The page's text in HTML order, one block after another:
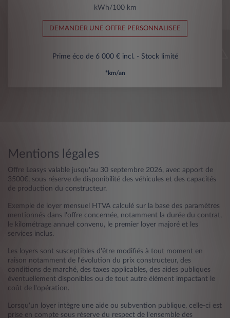
kWh/100 km
DEMANDER UNE OFFRE PERSONNALISEE
Prime éco de 6 000 € incl. - Stock limité
*km/an
Mentions légales
Offre Leasys valable jusqu'au 30 septembre 2026, avec apport de
3500€, sous réserve de disponibilité des véhicules et des capacités
de production du constructeur.
Exemple de loyer mensuel HTVA calculé sur la base des paramètres
mentionnés dans l'offre concernée, notamment la durée du contrat,
le kilométrage annuel convenu, le premier loyer majoré et les
services inclus.
Les loyers sont susceptibles d'être modifiés à tout moment en
raison notamment de l'évolution du prix constructeur, des
conditions de marché, des taxes applicables, des aides publiques
éventuellement disponibles ou de tout autre élément impactant le
coût de l'opération.
Lorsqu'un loyer intègre une aide ou subvention publique, celle-ci est
prise en compte sous réserve du respect de l'ensemble des